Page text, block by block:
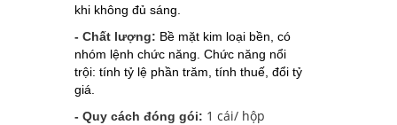
khi không đủ sáng.
- Chất lượng: Bề mặt kim loại bền, có
nhóm lệnh chức năng. Chức năng nổi
trội: tính tỷ lệ phần trăm, tính thuế, đổi tỷ
giá.
- Quy cách đóng gói: 1 cái/ hộp